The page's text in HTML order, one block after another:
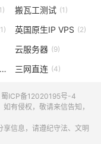
搬瓦工测试 (1)
英国原生IP VPS (2)
云服务器 (9)
构云服务器
(1) 三网直连 (4)
蜀ICP备12020195号-4
有侵权，敬请来信告知，
信息，请遵纪守法、文明